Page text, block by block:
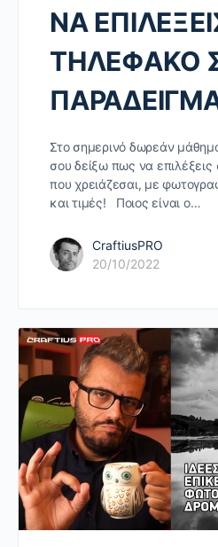
ΝΑ
ΤΗΛΕΦΑΚΟ
Στο σημερινό δωρεάν
σου δείξω πως να
που χρειάζεσαι, με
και τιμές! Ποιος είναι ο…
CraftiusPRO
20/10/2022